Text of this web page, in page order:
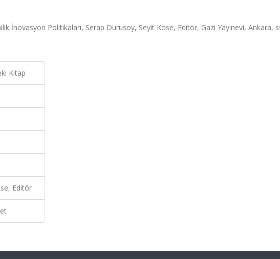
İnovasyon Politikaları, Serap Durusoy, Seyit Köse, Editör, Gazi Yayınevi, Ankara,
Kitap
Editör